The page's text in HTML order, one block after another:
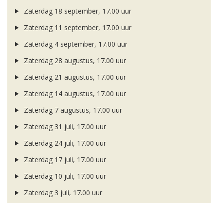
Zaterdag 18 september, 17.00 uur
Zaterdag 11 september, 17.00 uur
Zaterdag 4 september, 17.00 uur
Zaterdag 28 augustus, 17.00 uur
Zaterdag 21 augustus, 17.00 uur
Zaterdag 14 augustus, 17.00 uur
Zaterdag 7 augustus, 17.00 uur
Zaterdag 31 juli, 17.00 uur
Zaterdag 24 juli, 17.00 uur
Zaterdag 17 juli, 17.00 uur
Zaterdag 10 juli, 17.00 uur
Zaterdag 3 juli, 17.00 uur